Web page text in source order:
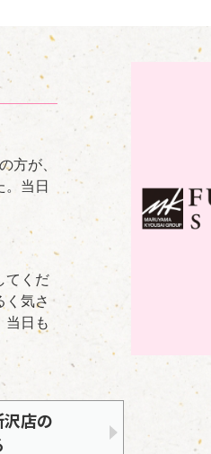
方が、
当日
てくだ
く気さ
当日も
店の